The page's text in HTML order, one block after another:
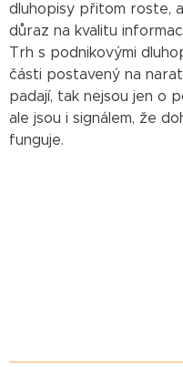
dluhopisy přitom roste,
důraz na kvalitu
Trh s podnikovými
části postavený na
padají, tak nejsou jen o
ale jsou i signálem, že
funguje.